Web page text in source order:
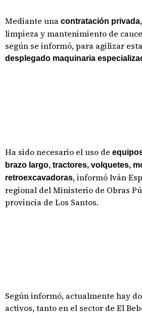
Mediante una contratación privada
limpieza y mantenimiento de
según se informó, para agilizar
desplegado maquinaria
Ha sido necesario el uso de
brazo largo, tractores, volquetes,
retroexcavadoras, informó Iván
regional del Ministerio de Obras
provincia de Los Santos.
Según informó, actualmente hay
activos, tanto en el sector de El